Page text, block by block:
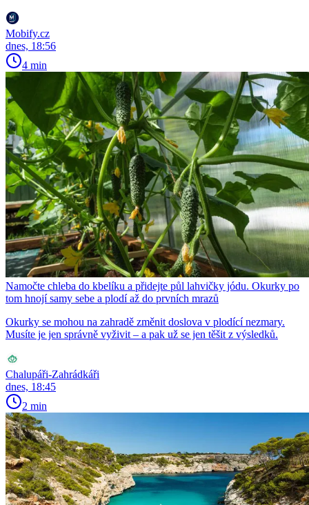
Mobify.cz
dnes, 18:56
4 min
Namočte chleba do kbelíku a přidejte půl lahvičky jódu. Okurky po
tom hnojí samy sebe a plodí až do prvních mrazů
Okurky se mohou na zahradě změnit doslova v plodící nezmary.
Musíte je jen správně vyživit – a pak už se jen těšit z výsledků.
Chalupáři-Zahrádkáři
dnes, 18:45
2 min